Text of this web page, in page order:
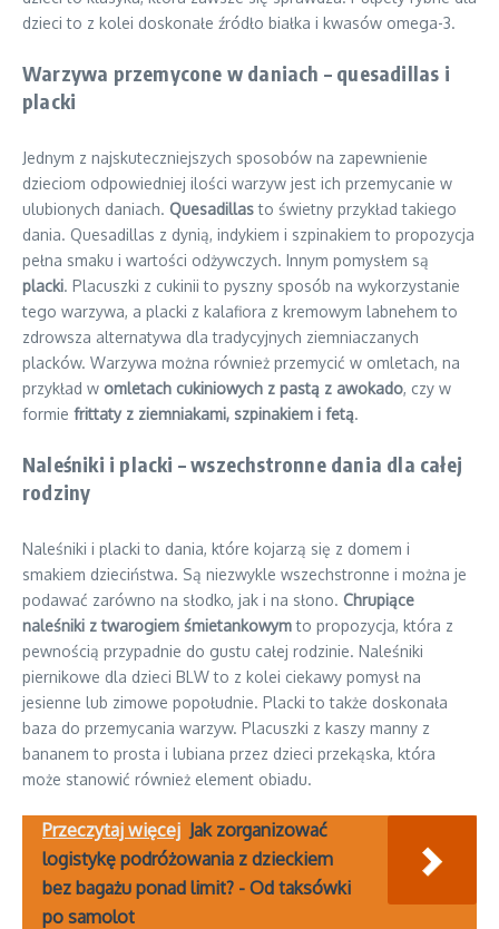
dzieci to z kolei doskonałe źródło białka i kwasów omega-3.
Warzywa przemycone w daniach – quesadillas i
placki
Jednym z najskuteczniejszych sposobów na zapewnienie
dzieciom odpowiedniej ilości warzyw jest ich przemycanie w
ulubionych daniach. Quesadillasto świetny przykład takiego
dania. Quesadillas z dynią, indykiem i szpinakiem to propozycja
pełna smaku i wartości odżywczych. Innym pomysłem są
placki. Placuszki z cukinii to pyszny sposób na wykorzystanie
tego warzywa, a placki z kalafiora z kremowym labnehem to
zdrowsza alternatywa dla tradycyjnych ziemniaczanych
placków. Warzywa można również przemycić w omletach, na
przykład w omletach cukiniowych z pastą z awokado, czy w
formie frittaty z ziemniakami, szpinakiem i fetą.
Naleśniki i placki – wszechstronne dania dla całej
rodziny
Naleśniki i placki to dania, które kojarzą się z domem i
smakiem dzieciństwa. Są niezwykle wszechstronne i można je
podawać zarówno na słodko, jak i na słono. Chrupiące
naleśniki z twarogiem śmietankowymto propozycja, która z
pewnością przypadnie do gustu całej rodzinie. Naleśniki
piernikowe dla dzieci BLW to z kolei ciekawy pomysł na
jesienne lub zimowe popołudnie. Placki to także doskonała
baza do przemycania warzyw. Placuszki z kaszy manny z
bananem to prosta i lubiana przez dzieci przekąska, która
może stanowić również element obiadu.
Przeczytaj więcej Jak zorganizować
logistykę podróżowania z dzieckiem
bez bagażu ponad limit? - Od taksówki
po samolot